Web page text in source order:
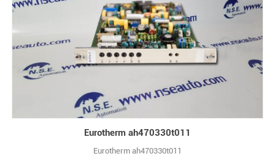
Eurotherm ah470330t011
Eurotherm ah470330t011